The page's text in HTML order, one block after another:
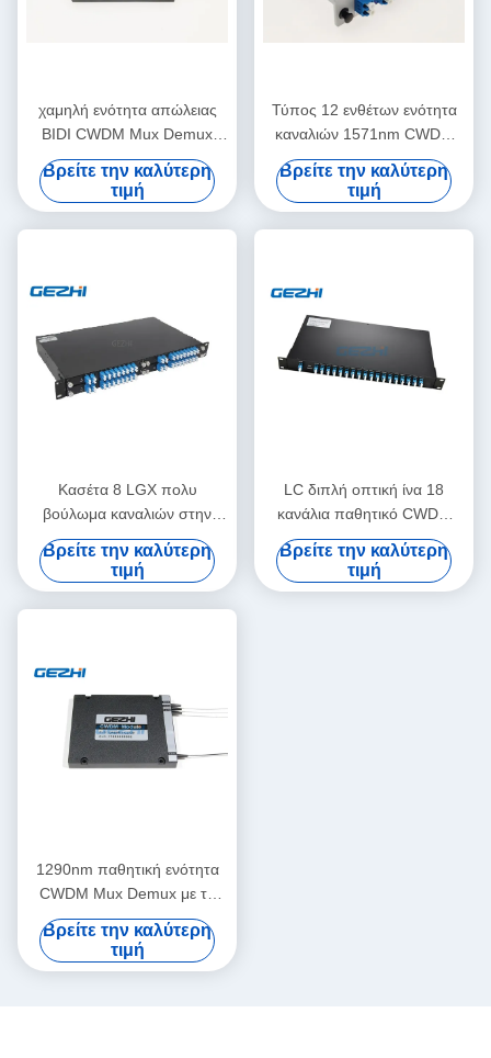
χαμηλή ενότητα απώλειας
BIDI CWDM Mux Demux
18CH 1610nm
Βρείτε την καλύτερη
τιμή
Τύπος 12 ενθέτων ενότητα
καναλιών 1571nm CWDM
Mux
Βρείτε την καλύτερη
τιμή
Κασέτα 8 LGX πολυ
βούλωμα καναλιών στην
ενότητα CWDM Mux Demux
Βρείτε την καλύτερη
τιμή
LC διπλή οπτική ίνα 18
κανάλια παθητικό CWDM
προσαρμοστών PC
Βρείτε την καλύτερη
τιμή
1290nm παθητική ενότητα
CWDM Mux Demux με το
λιμένα βελτίωσης
Βρείτε την καλύτερη
τιμή